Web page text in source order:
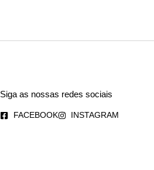
Siga as nossas redes sociais
FACEBOOK INSTAGRAM